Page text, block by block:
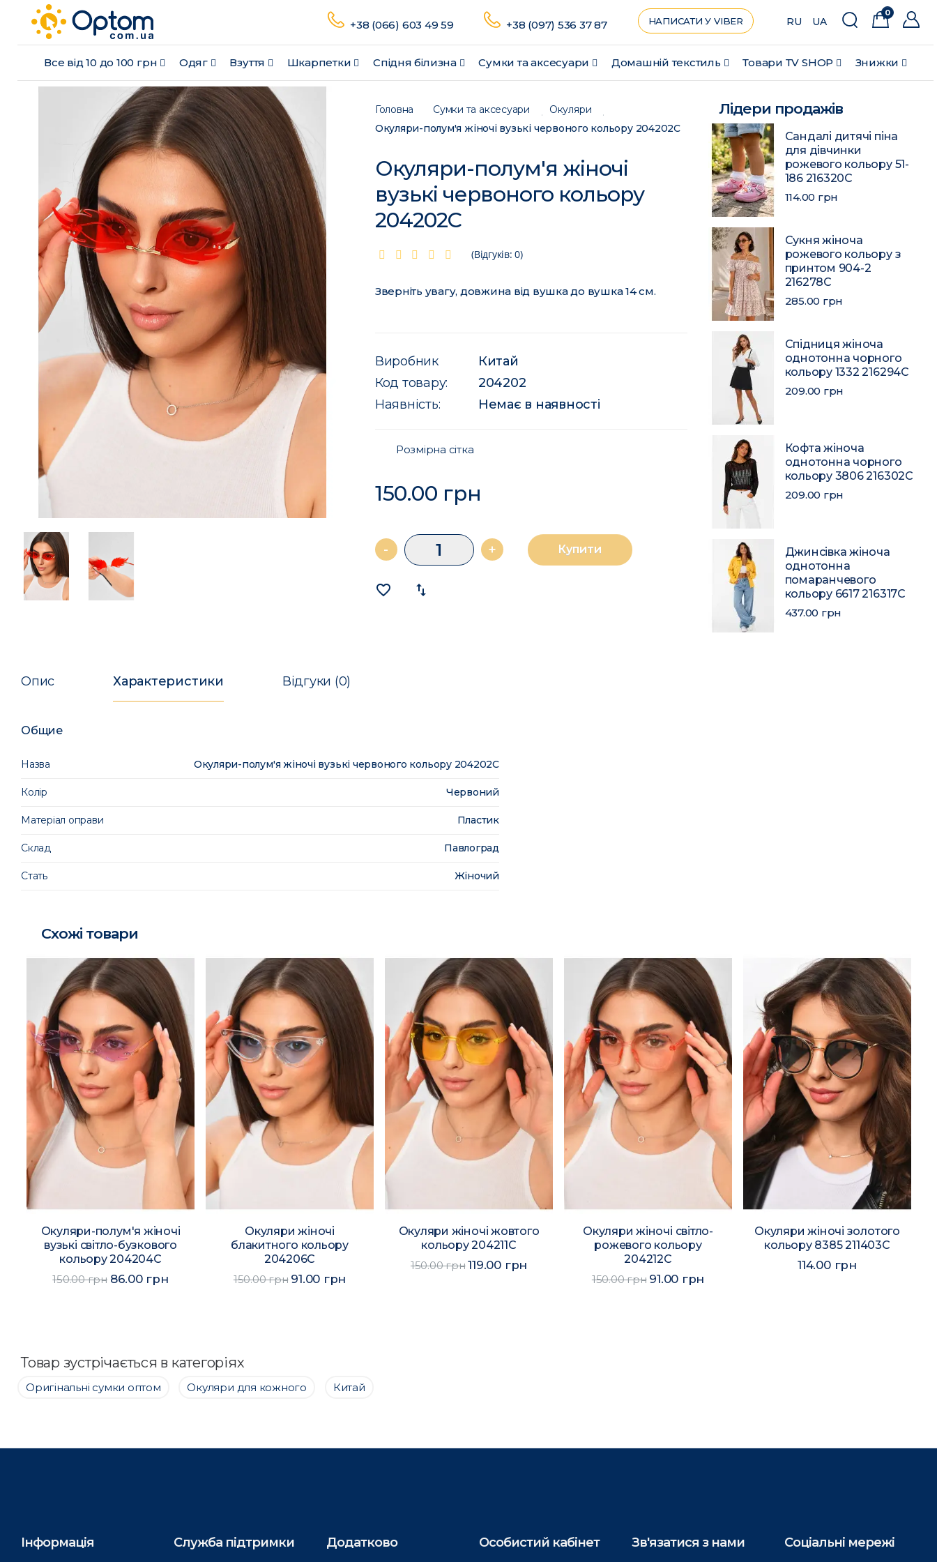
Все від 10 до 100 грн Одяг Взуття Шкарпетки Спідня білизна Сумки та аксесуари Домашній текстиль Товари ТV SHOP Знижки
+38 (066) 603 49 59 +38 (097) 536 37 87 НАПИСАТИ У VIBER RU UA
0
Головна Сумки та аксесуари
Окуляри
Окуляри-полум'я жіночі вузькі червоного кольору 204202C
Окуляри-полум'я жіночі
вузькі червоного кольору
204202C
(Відгуків: 0)
Зверніть увагу, довжина від вушка до вушка 14 см.
Виробник
Китай
Код товару:
204202
Наявність:
Немає в наявності
Розмірна сітка
150.00 грн
- + Купити
favorite_border import_export
Опис Характеристики Відгуки (0)
Общие
Назва Окуляри-полум'я жіночі вузькі червоного кольору 204202C
Колір Червоний
Матеріал оправи Пластик
Склад Павлоград
Стать Жіночий
Лідери продажів
Сандалі дитячі піна
для дівчинки
рожевого кольору 51-
186 216320C
114.00 грн
Сукня жіноча
рожевого кольору з
принтом 904-2
216278C
285.00 грн
Спідниця жіноча
однотонна чорного
кольору 1332 216294C
209.00 грн
Кофта жіноча
однотонна чорного
кольору 3806 216302C
209.00 грн
Джинсівка жіноча
однотонна
помаранчевого
кольору 6617 216317C
437.00 грн
Схожі товари
Окуляри-полум'я жіночі
вузькі світло-бузкового
кольору 204204C
150.00 грн 86.00 грн
Окуляри жіночі
блакитного кольору
204206C
150.00 грн 91.00 грн
Окуляри жіночі жовтого
кольору 204211C
150.00 грн119.00 грн
Окуляри жіночі світло-
рожевого кольору
204212C
150.00 грн 91.00 грн
Окуляри жіночі золотого
кольору 8385 211403C
114.00 грн
Товар зустрічається в категоріях
Оригінальні сумки оптом Окуляри для кожного Китай
Інформація Служба підтримки Додатково Особистий кабінет Зв'язатися з нами Соціальні мережі